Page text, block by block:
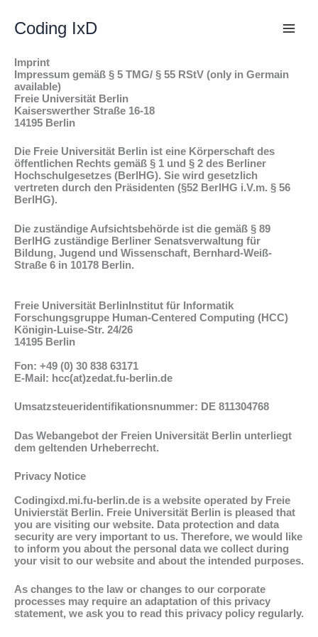
content
Coding IxD
Imprint
Impressum gemäß § 5 TMG/ § 55 RStV (only in Germain
available)
Freie Universität Berlin
Kaiserswerther Straße 16-18
14195 Berlin
Die Freie Universität Berlin ist eine Körperschaft des
öffentlichen Rechts gemäß § 1 und § 2 des Berliner
Hochschulgesetzes (BerlHG). Sie wird gesetzlich
vertreten durch den Präsidenten (§52 BerlHG i.V.m. § 56
BerlHG).
Die zuständige Aufsichtsbehörde ist die gemäß § 89
BerlHG zuständige Berliner Senatsverwaltung für
Bildung, Jugend und Wissenschaft, Bernhard-Weiß-
Straße 6 in 10178 Berlin.
Freie Universität BerlinInstitut für Informatik
Forschungsgruppe Human-Centered Computing (HCC)
Königin-Luise-Str. 24/26
14195 Berlin
Fon: +49 (0) 30 838 63171
E-Mail: hcc(at)zedat.fu-berlin.de
Umsatzsteueridentifikationsnummer: DE 811304768
Das Webangebot der Freien Universität Berlin unterliegt
dem geltenden Urheberrecht.
Privacy Notice
Codingixd.mi.fu-berlin.de is a website operated by Freie
Univierstät Berlin. Freie Universität Berlin is pleased that
you are visiting our website. Data protection and data
security are very important to us. Therefore, we would like
to inform you about the personal data we collect during
your visit to our website and about the intended purposes.
As changes to the law or changes to our corporate
processes may require an adaptation of this privacy
statement, we ask you to read this privacy policy regularly.